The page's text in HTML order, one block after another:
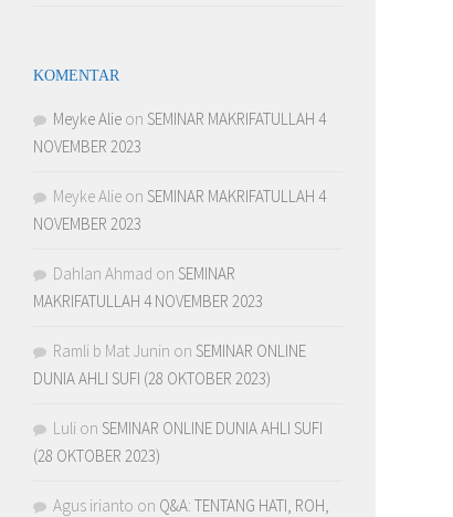
KOMENTAR
Meyke Alie on SEMINAR MAKRIFATULLAH 4
NOVEMBER 2023
Meyke Alie on SEMINAR MAKRIFATULLAH 4
NOVEMBER 2023
Dahlan Ahmad on SEMINAR
MAKRIFATULLAH 4 NOVEMBER 2023
Ramli b Mat Junin on SEMINAR ONLINE
DUNIA AHLI SUFI (28 OKTOBER 2023)
Luli on SEMINAR ONLINE DUNIA AHLI SUFI
(28 OKTOBER 2023)
Agus irianto on Q&A: TENTANG HATI, ROH,